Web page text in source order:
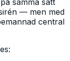
— men med
central